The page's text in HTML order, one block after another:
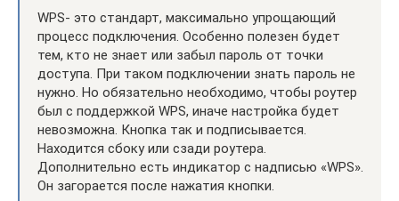
WPS- это стандарт, максимально упрощающий
процесс подключения. Особенно полезен будет
тем, кто не знает или забыл пароль от точки
доступа. При таком подключении знать пароль не
нужно. Но обязательно необходимо, чтобы роутер
был с поддержкой WPS, иначе настройка будет
невозможна. Кнопка так и подписывается.
Находится сбоку или сзади роутера.
Дополнительно есть индикатор с надписью «WPS».
Он загорается после нажатия кнопки.